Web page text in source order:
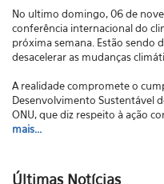
No ultimo domingo, 06 de
conferência internacional do
próxima semana. Estão sendo
desacelerar as mudanças
A realidade compromete o
Desenvolvimento Sustentável
ONU, que diz respeito à ação
mais...
Últimas Notícias